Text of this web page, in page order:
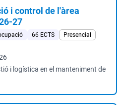
i control de l'àrea
27
66 ECTS
Presencial
i logística en el manteniment de